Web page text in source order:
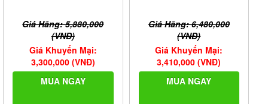
Giá Hãng: 5,880,000
(VNĐ)
Giá Khuyến Mại:
3,300,000 (VNĐ)
MUA NGAY
Giá Hãng: 6,480,000
(VNĐ)
Giá Khuyến Mại:
3,410,000 (VNĐ)
MUA NGAY